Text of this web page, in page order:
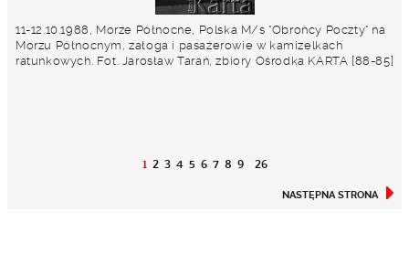
11-12.10.1988, Morze Północne, Polska M/s "Obrońcy Poczty" na
Morzu Północnym, załoga i pasażerowie w kamizelkach
ratunkowych. Fot. Jarosław Tarań, zbiory Ośrodka KARTA [88-85]
1 2 3 4 5 6 7 8 9
NASTĘPNA STRONA
26